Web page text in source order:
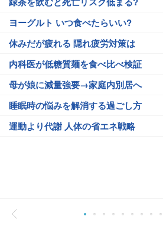
ヨーグルト いつ食べたらいい?
休みだが疲れる 隠れ疲労対策は
内科医が低糖質麺を食べ比べ検証
母が娘に減量強要→家庭内別居へ
睡眠時の悩みを解消する過ごし方
運動より代謝 人体の省エネ戦略